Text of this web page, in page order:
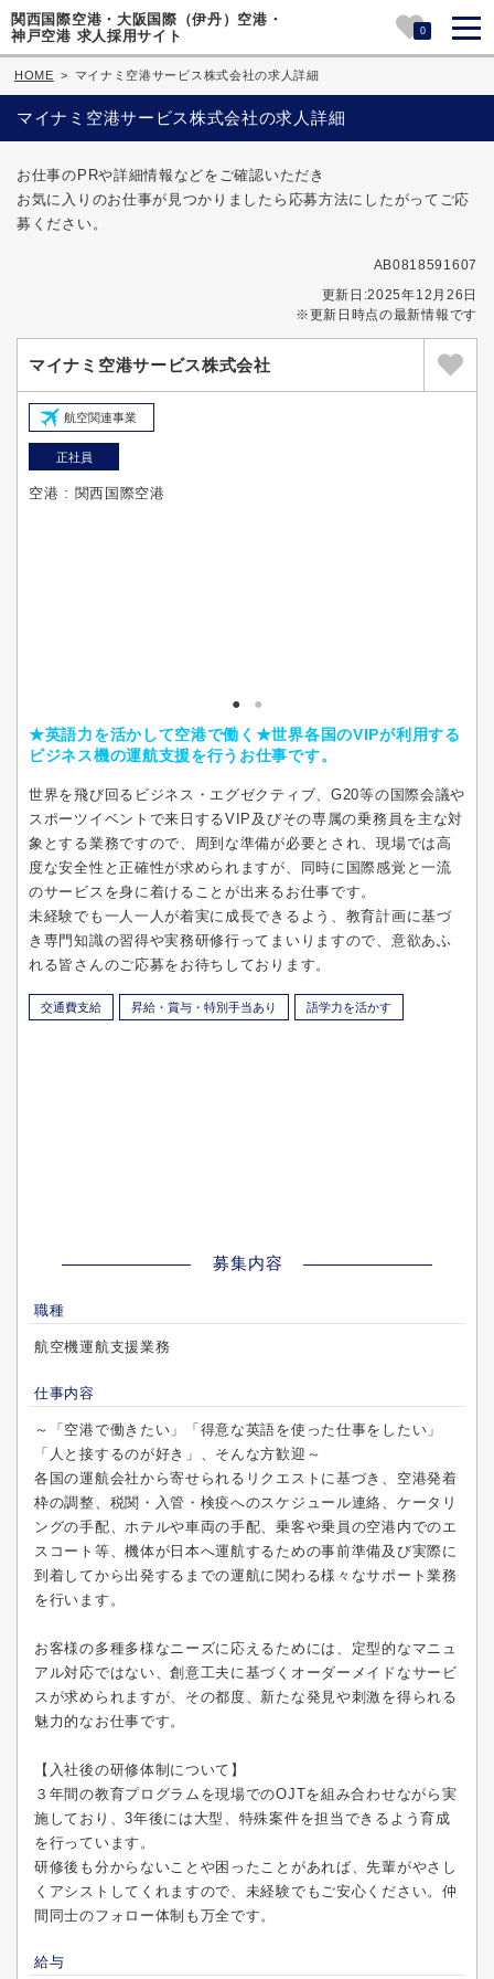
関西国際空港・大阪国際（伊丹）空港・
神戸空港 求人採用サイト
0
HOME > マイナミ空港サービス株式会社の求人詳細
マイナミ空港サービス株式会社の求人詳細
お仕事のPRや詳細情報などをご確認いただき
お気に入りのお仕事が見つかりましたら応募方法にしたがってご応
募ください。
AB0818591607
更新日:2025年12月26日
※更新日時点の最新情報です
マイナミ空港サービス株式会社
航空関連事業
正社員
空港 : 関西国際空港
★英語力を活かして空港で働く★世界各国のVIPが利用する
ビジネス機の運航支援を行うお仕事です。
世界を飛び回るビジネス・エグゼクティブ、G20等の国際会議や
スポーツイベントで来日するVIP及びその専属の乗務員を主な対
象とする業務ですので、周到な準備が必要とされ、現場では高
度な安全性と正確性が求められますが、同時に国際感覚と一流
のサービスを身に着けることが出来るお仕事です。
未経験でも一人一人が着実に成長できるよう、教育計画に基づ
き専門知識の習得や実務研修行ってまいりますので、意欲あふ
れる皆さんのご応募をお待ちしております。
交通費支給 昇給・賞与・特別手当あり 語学力を活かす
募集内容
職種
航空機運航支援業務
仕事内容
～「空港で働きたい」「得意な英語を使った仕事をしたい」
「人と接するのが好き」、そんな方歓迎～
各国の運航会社から寄せられるリクエストに基づき、空港発着
枠の調整、税関・入管・検疫へのスケジュール連絡、ケータリ
ングの手配、ホテルや車両の手配、乗客や乗員の空港内でのエ
スコート等、機体が日本へ運航するための事前準備及び実際に
到着してから出発するまでの運航に関わる様々なサポート業務
を行います。
お客様の多種多様なニーズに応えるためには、定型的なマニュ
アル対応ではない、創意工夫に基づくオーダーメイドなサービ
スが求められますが、その都度、新たな発見や刺激を得られる
魅力的なお仕事です。
【入社後の研修体制について】
３年間の教育プログラムを現場でのOJTを組み合わせながら実
施しており、3年後には大型、特殊案件を担当できるよう育成
を行っています。
研修後も分からないことや困ったことがあれば、先輩がやさし
くアシストしてくれますので、未経験でもご安心ください。仲
間同士のフォロー体制も万全です。
給与